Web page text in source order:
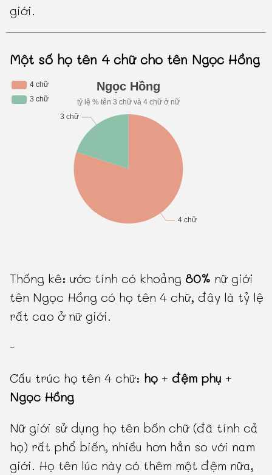
giới.
Một số họ tên 4 chữ cho tên Ngọc Hồng
Thống kê: ước tính có khoảng 80% nữ giới
tên Ngọc Hồng có họ tên 4 chữ, đây là tỷ lệ
rất cao ở nữ giới.
-
Cấu trúc họ tên 4 chữ: họ +đệm phụ +
Ngọc Hồng
Nữ giới sử dụng họ tên bốn chữ (đã tính cả
họ) rất phổ biến, nhiều hơn hẳn so với nam
giới. Họ tên lúc này có thêm một đệm nữa,